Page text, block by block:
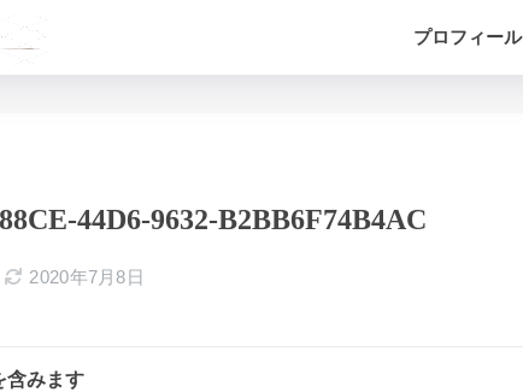
プロフィール
44D6-9632-B2BB6F74B4AC
2020年7月8日
含みます